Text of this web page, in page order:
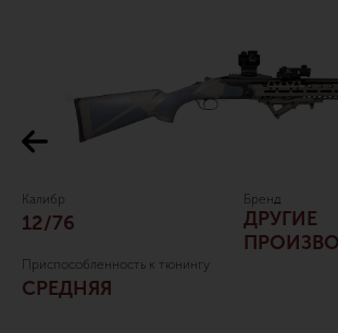
Калибр
12/76
Бренд
ДРУГИЕ
Приспособленность к тюнингу
СРЕДНЯЯ